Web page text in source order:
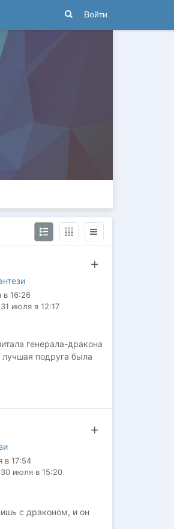
Войти
в 16:26
31 июля в 12:17
генерала-дракона
подруга была
врагов. Заговоры,
можно потерять не
кого он любит
в 17:54
30 июля в 15:20
с драконом, и он